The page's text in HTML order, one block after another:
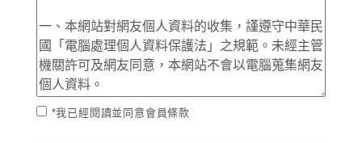
*我已經閱讀並同意會員條款